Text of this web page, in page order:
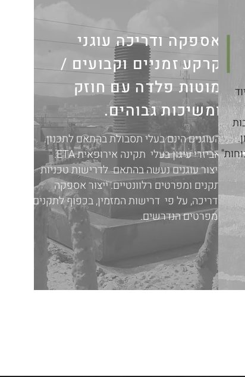
אספקה ודריכה עוגני
קרקע זמניים וקבועים /
מוטות פלדה עם חוזק
ומשיכות גבוהים.
העוגנים הינם בעלי תסבולת בהתאם לתכנון.
אביזרי עיגון בעלי תקינה אירופאית ETA.
ייצור עוגנים נעשה בהתאם לדרישות טכניות
תקנים ומפרטים רלוונטיים. ייצור אספקה
ודריכה, על פי דרישות המזמין, בכפוף לתקנים
ומפרטים הנדרשים.